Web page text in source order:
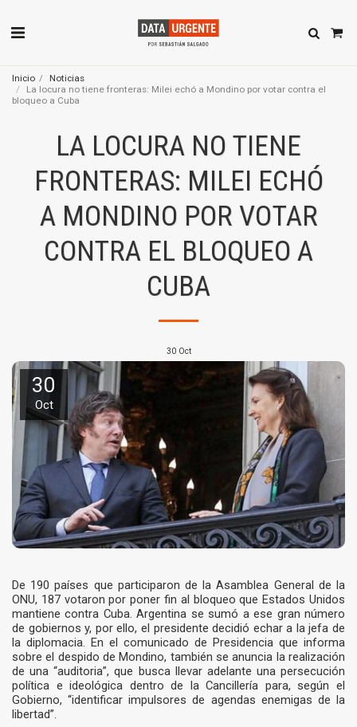
Inicio
Noticias
La locura no tiene fronteras: Milei echó a Mondino por votar contra el
bloqueo a Cuba
LA LOCURA NO TIENE
FRONTERAS: MILEI ECHÓ
A MONDINO POR VOTAR
CONTRA EL BLOQUEO A
CUBA
30 Oct
30
Oct
De 190 países que participaron de la Asamblea General de la
ONU, 187 votaron por poner fin al bloqueo que Estados Unidos
mantiene contra Cuba. Argentina se sumó a ese gran número
de gobiernos y, por ello, el presidente decidió echar a la jefa de
la diplomacia. En el comunicado de Presidencia que informa
sobre el despido de Mondino, también se anuncia la realización
de una “auditoria”, que busca llevar adelante una persecución
política e ideológica dentro de la Cancillería para, según el
Gobierno, “identificar impulsores de agendas enemigas de la
libertad”.